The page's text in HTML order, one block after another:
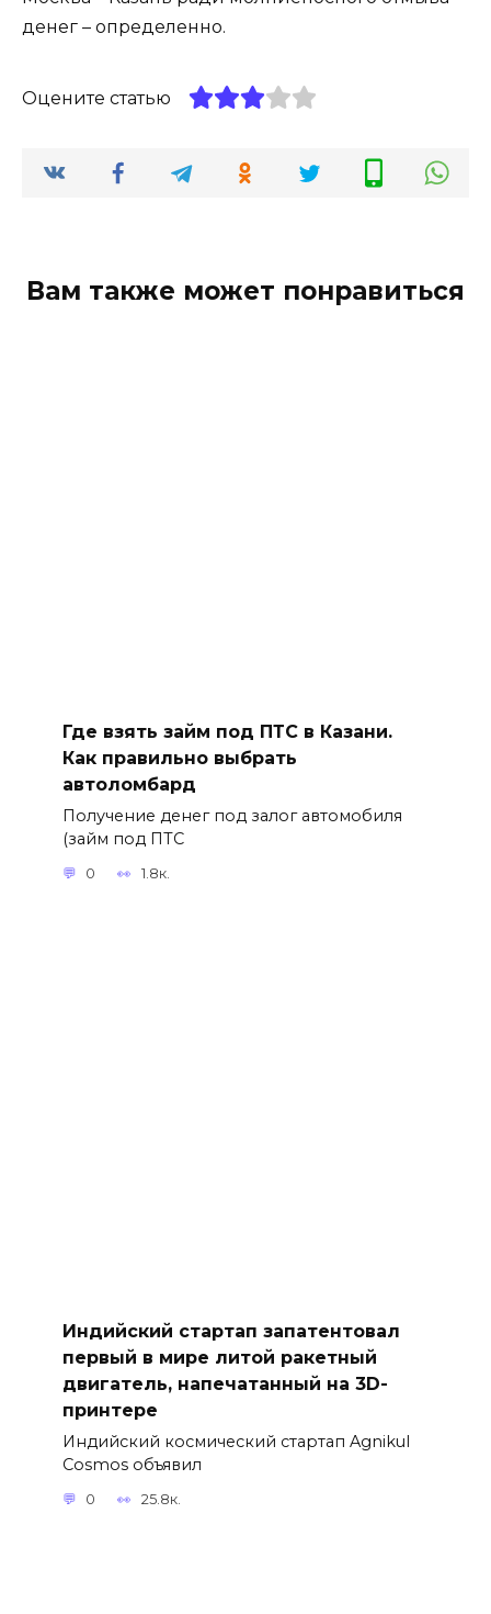
денег – определенно.
Оцените статью
Вам также может понравиться
Где взять займ под ПТС в Казани.
Как правильно выбрать
автоломбард
Получение денег под залог автомобиля
(займ под ПТС
0 1.8к.
Индийский стартап запатентовал
первый в мире литой ракетный
двигатель, напечатанный на 3D-
принтере
Индийский космический стартап Agnikul
Cosmos объявил
0 25.8к.